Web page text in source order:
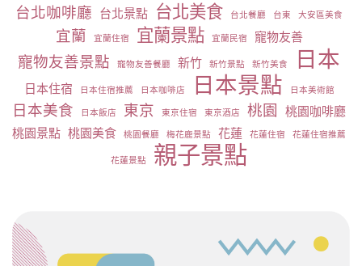
台北咖啡廳 台北景點 台北美食 台北餐廳 台東 大安區美食
宜蘭 宜蘭住宿 宜蘭景點 宜蘭民宿 寵物友善
寵物友善景點 寵物友善餐廳 新竹 新竹景點 新竹美食 日本
日本住宿 日本住宿推薦 日本咖啡店 日本景點 日本美術館
日本美食 日本飯店 東京 東京住宿 東京酒店 桃園
桃園咖啡廳
桃園景點 桃園美食 桃園餐廳 梅花鹿景點 花蓮 花蓮住宿 花蓮住宿推薦
花蓮景點 親子景點